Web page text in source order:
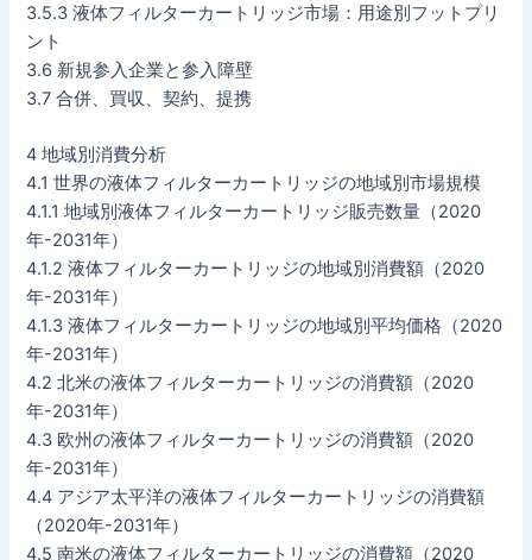
3.5.3 液体フィルターカートリッジ市場：用途別フットプリ
ント
3.6 新規参入企業と参入障壁
3.7 合併、買収、契約、提携
4 地域別消費分析
4.1 世界の液体フィルターカートリッジの地域別市場規模
4.1.1 地域別液体フィルターカートリッジ販売数量（2020
年-2031年）
4.1.2 液体フィルターカートリッジの地域別消費額（2020
年-2031年）
4.1.3 液体フィルターカートリッジの地域別平均価格（2020
年-2031年）
4.2 北米の液体フィルターカートリッジの消費額（2020
年-2031年）
4.3 欧州の液体フィルターカートリッジの消費額（2020
年-2031年）
4.4 アジア太平洋の液体フィルターカートリッジの消費額
（2020年-2031年）
4.5 南米の液体フィルターカートリッジの消費額（2020